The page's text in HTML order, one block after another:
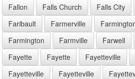
Fallon Falls Church Falls City
Faribault
Farmerville
Farmington
Farmville Farwell
Fayette
Fayette Fayetteville
Fayetteville
Fayetteville